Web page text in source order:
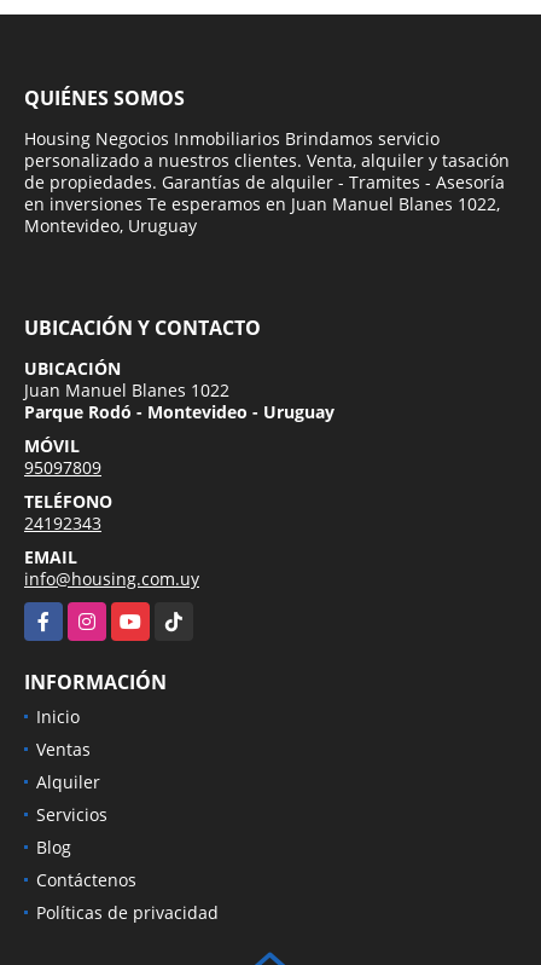
QUIÉNES SOMOS
Housing Negocios Inmobiliarios Brindamos servicio
personalizado a nuestros clientes. Venta, alquiler y tasación
de propiedades. Garantías de alquiler - Tramites - Asesoría
en inversiones Te esperamos en Juan Manuel Blanes 1022,
Montevideo, Uruguay
UBICACIÓN Y CONTACTO
UBICACIÓN
Juan Manuel Blanes 1022
Parque Rodó - Montevideo - Uruguay
MÓVIL
95097809
TELÉFONO
24192343
EMAIL
info@housing.com.uy
FacebookInstagramYouTubeTikTok
INFORMACIÓN
Inicio
Ventas
Alquiler
Servicios
Blog
Contáctenos
Políticas de privacidad